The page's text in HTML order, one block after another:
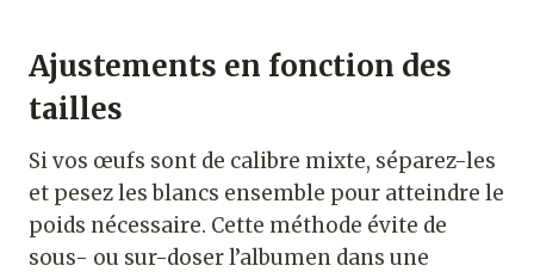
Ajustements en fonction des
tailles
Si vos œufs sont de calibre mixte, séparez-les
et pesez les blancs ensemble pour atteindre le
poids nécessaire. Cette méthode évite de
sous- ou sur-doser l’albumen dans une